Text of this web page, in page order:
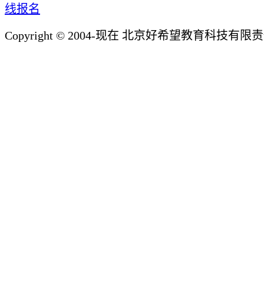
线报名
Copyright © 2004-现在 北京好希望教育科技有限